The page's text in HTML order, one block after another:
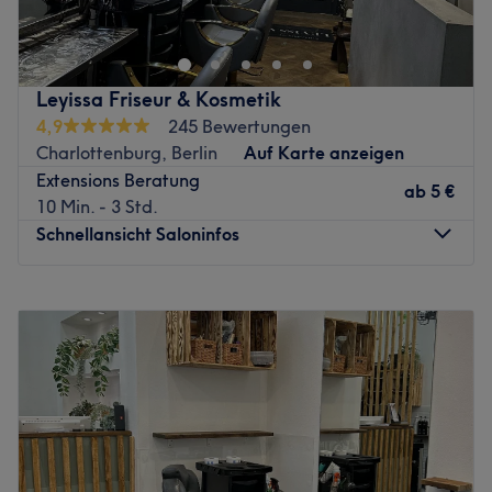
öffnen und einem ungeahnte Möglichkeiten bieten, doch
muss vorher eine ausführliche Beratung stattfinden, damit
du mit deinen Haaren zufrieden sein kannst. In Berlin
Wilmersdorf befindet sich der Salon Christopher Thieben
Friseurmeister, wo man dir tolle Kurz- oder
Langhaarschnitte sowie Stylings zaubert. Wenn du
möchtest, kannst du gerne vorbeikommen und deinen
persönlichen Termin ganz einfach online oder per App mit
Treatwell buchen.
zurücklehnen und deinen Haaren dem Stylisten
anvertrauen. Hier setzt man all deine Frisurenwünsche
gekonnt um und verwendet dabei hochwertige Produkte
von Kevin Murphy und Great Lenghts, wodurch deine
Haare in neuem Glanz erstrahlen. Worauf wartest du
noch? Komm vorbei!
Leyissa Friseur & Kosmetik
4,9
245 Bewertungen
Charlottenburg, Berlin
Auf Karte anzeigen
Extensions Beratung
10 Min. - 3 Std.
ab 5 €
Schnellansicht Saloninfos
Dienstag
10:00– 20:00
Mittwoch
10:00– 20:00
Donnerstag
10:00–20:00
Freitag
10:00–20:00
Samstag
10:00–19:00
Sonntag
Geschlossen